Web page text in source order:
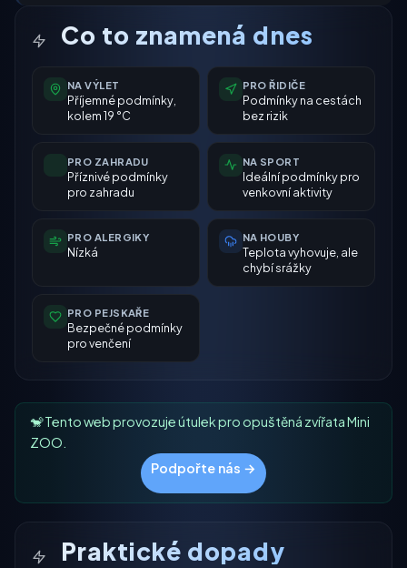
Co to znamená dnes
NA VÝLET
Příjemné podmínky,
kolem 19 °C
PRO ŘIDIČE
Podmínky na cestách
bez rizik
PRO ZAHRADU
Příznivé podmínky
pro zahradu
NA SPORT
Ideální podmínky pro
venkovní aktivity
PRO ALERGIKY
Nízká
NA HOUBY
Teplota vyhovuje, ale
chybí srážky
PRO PEJSKAŘE
Bezpečné podmínky
pro venčení
🐒 Tento web provozuje útulek pro opuštěná zvířata Mini
ZOO.
Podpořte nás →
Praktické dopady